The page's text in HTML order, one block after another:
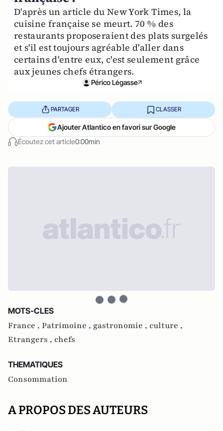
D'après un article du New York Times, la
cuisine française se meurt. 70 % des
restaurants proposeraient des plats surgelés
et s'il est toujours agréable d'aller dans
certains d'entre eux, c'est seulement grâce
aux jeunes chefs étrangers.
Périco Légasse
Écoutez cet article0:00min
PARTAGER CLASSER
Ajouter Atlantico en favori sur Google
MOTS-CLES
France , Patrimoine , gastronomie , culture ,
Etrangers , chefs
THEMATIQUES
Consommation
A PROPOS DES AUTEURS